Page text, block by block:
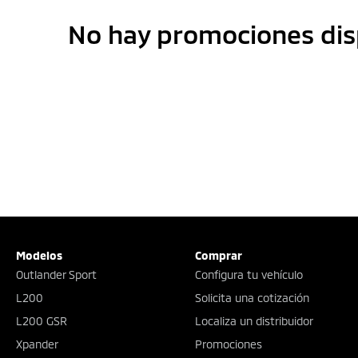
No hay promociones
Modelos
Outlander Sport
L200
L200 GSR
Xpander
Comprar
Configura tu vehículo
Solicita una cotización
Localiza un distribuidor
Promociones